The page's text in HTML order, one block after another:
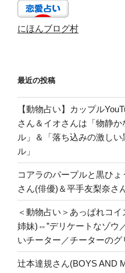
にほんブログ村
最近の投稿
【動物占い】カップル
さん＆イオさんは「物静
ル」＆「落ち込みの激し
ル」
コアラのパープルと黒ひ
さん(俳優)＆平手友梨奈さ
＜動物占い＞あっぱれコ
姉妹)⇔”デリケートなゾウ
いチーター／チーターのグ
辻本達規さん(BOYS AND